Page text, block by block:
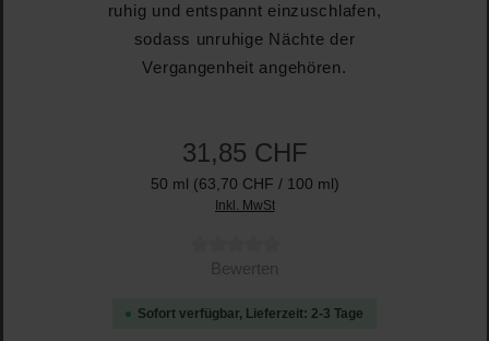
ruhig und entspannt einzuschlafen,
sodass unruhige Nächte der
Vergangenheit angehören.
31,85 CHF
50 ml (63,70 CHF / 100 ml)
Inkl. MwSt
Durchschnittliche Bewertung von 0 von 5 Sternen
Bewerten
Sofort verfügbar, Lieferzeit: 2-3 Tage